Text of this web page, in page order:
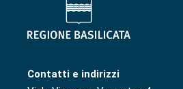
Contatti e indirizzi